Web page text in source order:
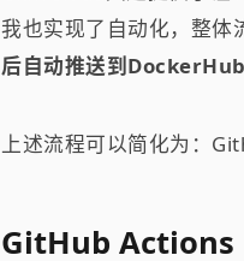
我也实现了自动化，整体
后自动推送到
上述流程可以简化为：
GitHub Actions